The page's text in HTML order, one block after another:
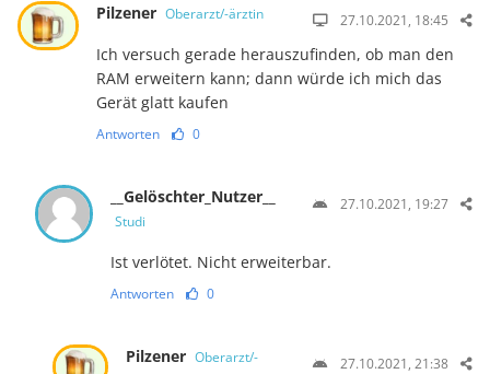
Pilzener Oberarzt/-ärztin 27.10.2021, 18:45
Ich versuch gerade herauszufinden, ob man den
RAM erweitern kann; dann würde ich mich das
Gerät glatt kaufen
Antworten 0
__Gelöschter_Nutzer__
Studi
27.10.2021, 19:27
Ist verlötet. Nicht erweiterbar.
Antworten 0
Pilzener Oberarzt/-
27.10.2021, 21:38